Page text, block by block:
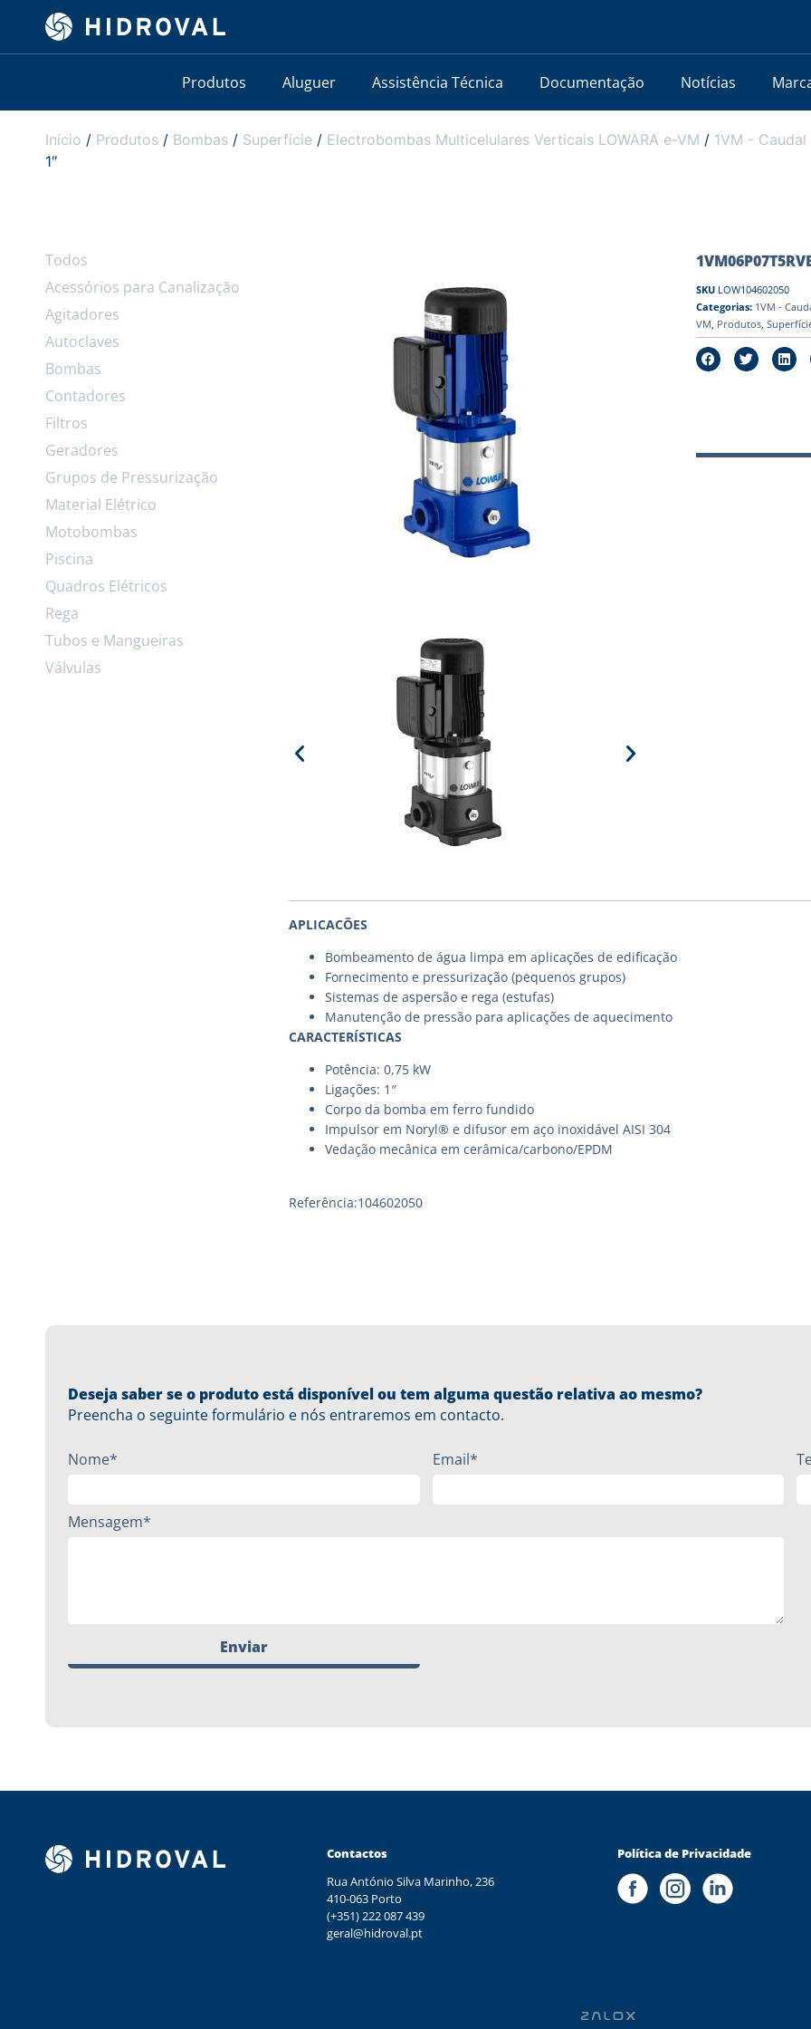
Produtos Aluguer Assistência Técnica Documentação Notícias
Início / Produtos / Bombas / Superfície / Electrobombas Multicelulares Verticais LOWARA e-VM / 1VM -
1″
Todos
Acessórios para Canalização
Agitadores
Autoclaves
Bombas
Contadores
Filtros
Geradores
Grupos de Pressurização
Material Elétrico
Motobombas
Piscina
Quadros Elétricos
Rega
Tubos e Mangueiras
Válvulas
SKU LOW104602050
Categorias: 1VM -
VM Produtos,
APLICACÕES
Bombeamento de água limpa em aplicações de edificação
Fornecimento e pressurização (pequenos grupos)
Sistemas de aspersão e rega (estufas)
Manutenção de pressão para aplicações de aquecimento
CARACTERÍSTICAS
Potência: 0,75 kW
Ligações: 1″
Corpo da bomba em ferro fundido
Impulsor em Noryl® e difusor em aço inoxidável AISI 304
Vedação mecânica em cerâmica/carbono/EPDM
Referência:104602050
Deseja saber se o produto está disponível ou tem alguma questão relativa ao mesmo?
Preencha o seguinte formulário e nós entraremos em contacto.
Nome* Email*
Mensagem*
Enviar
Contactos
Rua António Silva Marinho, 236
410-063 Porto
(+351) 222 087 439
geral@hidroval.pt
Política de Privacidade